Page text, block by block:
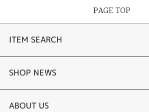
PAGE TOP
ITEM SEARCH
婚約指輪
結婚指輪
SHOP NEWS
タケウチのこだわり
ABOUT US